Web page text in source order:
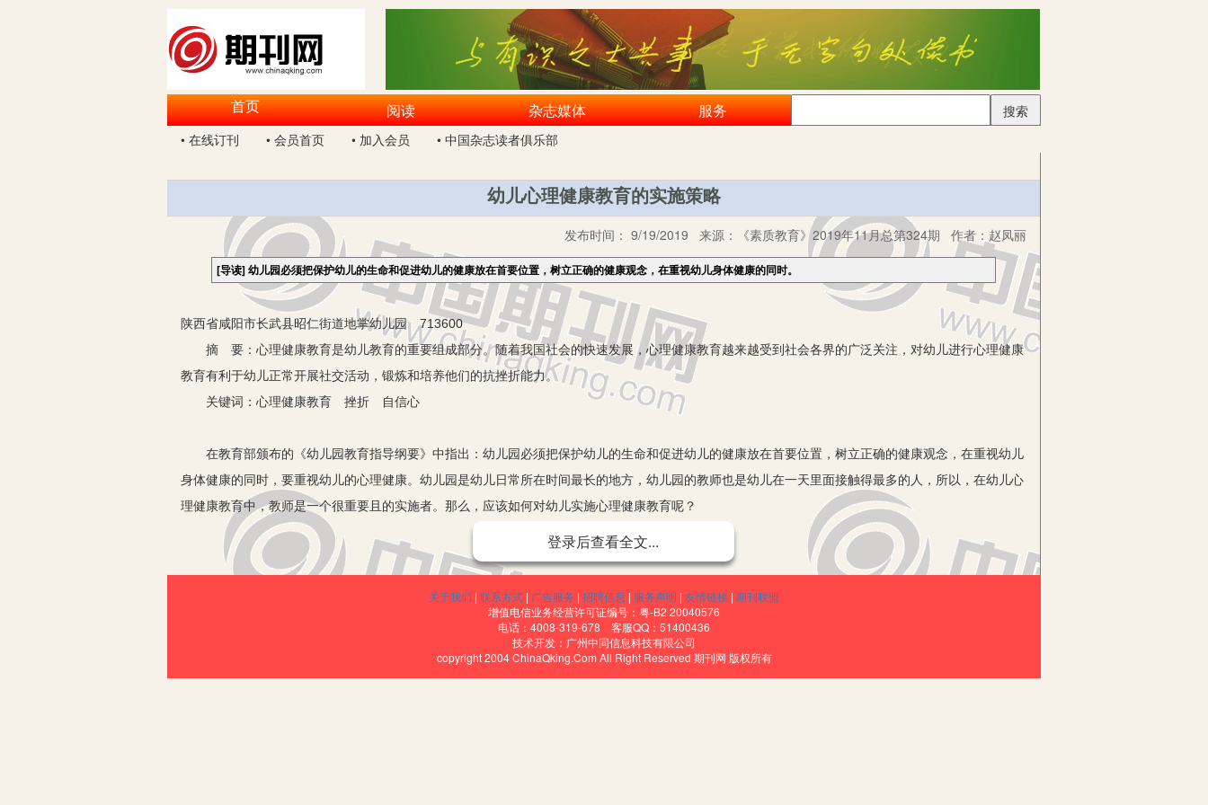
首页 阅读 杂志媒体 服务
搜索
• 在线订刊
• 会员首页 • 加入会员 • 中国杂志读者俱乐部
幼儿心理健康教育的实施策略
发布时间： 9/19/2019 来源： 《素质教育》2019年11月总第324期 作者： 赵凤丽
[导读]幼儿园必须把保护幼儿的生命和促进幼儿的健康放在首要位置，树立正确的健康观念，在重视幼儿身体健康的同时。
陕西省咸阳市长武县昭仁街道地掌幼儿园 713600
摘 要：心理健康教育是幼儿教育的重要组成部分。随着我国社会的快速发展，心理健康教育越来越受到社会各界的广泛关注，对幼儿进行心理健康
教育有利于幼儿正常开展社交活动，锻炼和培养他们的抗挫折能力。
关键词：心理健康教育 挫折 自信心
在教育部颁布的《幼儿园教育指导纲要》中指出：幼儿园必须把保护幼儿的生命和促进幼儿的健康放在首要位置，树立正确的健康观念，在重视幼儿
身体健康的同时，要重视幼儿的心理健康。幼儿园是幼儿日常所在时间最长的地方，幼儿园的教师也是幼儿在一天里面接触得最多的人，所以，在幼儿心
理健康教育中，教师是一个很重要且的实施者。那么，应该如何对幼儿实施心理健康教育呢？
一、确立幼儿心理健康的教育目标
作为一名幼儿教育工作者，我们在幼儿教育阶段要确立心理健康目标。
其次，要努力在生活中让他们有所感悟，具备良好的适合新环境的能力。
第三，做事情要有耐心，要学会与他人友好相处，不惧怕挫折和失败。
第四，要学会观察身边的事物，保持较强的求知欲，锻炼和培养他们的分析能力。
登录后查看全文...
关于我们 | 联系方式 | 广告服务 | 招聘信息 | 服务声明 | 友情链接 | 期刊联盟
增值电信业务经营许可证编号：粤-B2 20040576
电话：4008-319-678 客服QQ：51400436
技术开发：广州中同信息科技有限公司
copyright 2004 ChinaQking.Com All Right Reserved 期刊网 版权所有